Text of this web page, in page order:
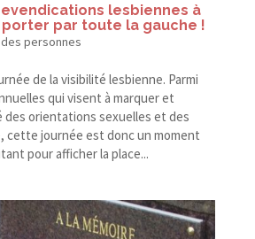
lesbiennes à
par toute la gauche !
personnes
de la visibilité lesbienne. Parmi
qui visent à marquer et
orientations sexuelles et des
cette journée est donc un moment
pour afficher la place...